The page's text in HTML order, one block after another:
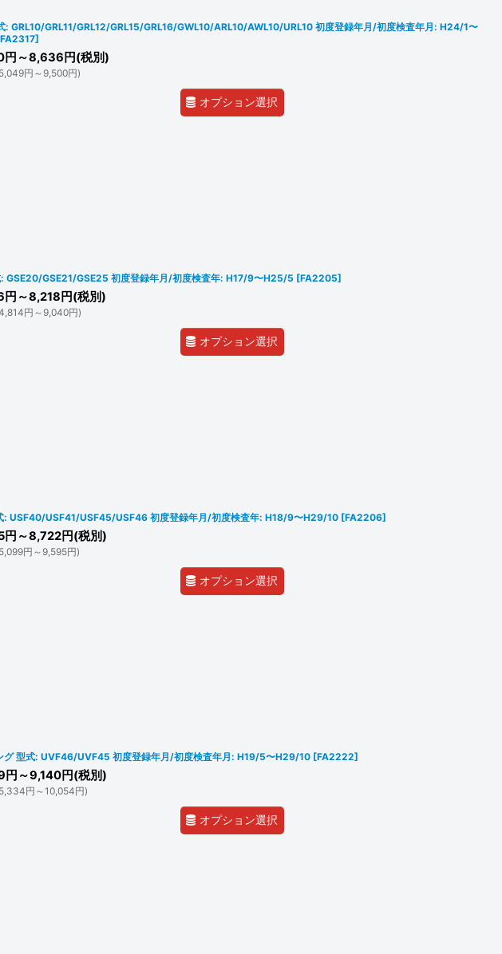
: GRL10/GRL11/GRL12/GRL15/GRL16/GWL10/ARL10/AWL10/URL10 初度登録年月/初度検査年月: H24/1〜
FA2317]
円 ～8,636 円(税別)
5,049円 ～9,500円)
オプション選択
: GSE20/GSE21/GSE25 初度登録年月/初度検査年: H17/9〜H25/5 [FA2205]
円 ～8,218 円(税別)
円 ～9,040円)
オプション選択
: USF40/USF41/USF45/USF46 初度登録年月/初度検査年: H18/9〜H29/10 [FA2206]
円 ～8,722円(税別)
5,099円 ～9,595円)
オプション選択
グ 型式: UVF46/UVF45 初度登録年月/初度検査年月: H19/5〜H29/10 [FA2222]
円 ～9,140円(税別)
5,334円 ～10,054円)
オプション選択